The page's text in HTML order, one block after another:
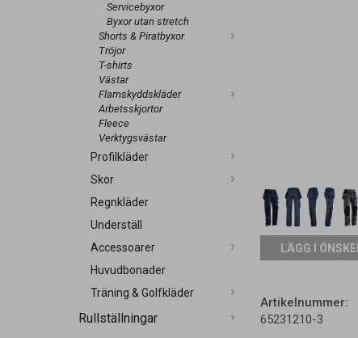
Servicebyxor
Byxor utan stretch
Shorts & Piratbyxor
Tröjor
T-shirts
Västar
Flamskyddskläder
Arbetsskjortor
Fleece
Verktygsvästar
Profilkläder
Skor
Regnkläder
Underställ
Accessoarer
Huvudbonader
Träning & Golfkläder
Rullställningar
LÄGG I
Artikelnummer:
65231210-3